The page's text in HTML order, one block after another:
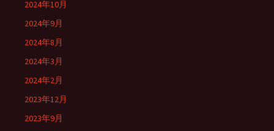
2024年10月
2024年9月
2024年8月
2024年3月
2024年2月
2023年12月
2023年9月